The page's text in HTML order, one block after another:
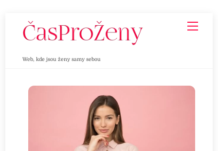
Web, kde jsou ženy samy sebou